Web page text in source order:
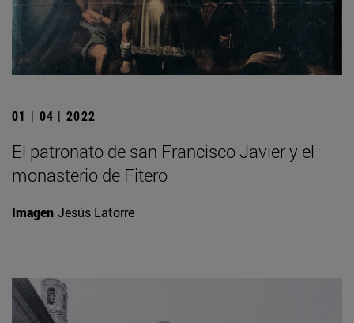
01 | 04 | 2022
El patronato de san Francisco Javier y el
monasterio de Fitero
Imagen Jesús Latorre